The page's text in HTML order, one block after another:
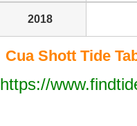
2018
Cua Shott Tide
https://